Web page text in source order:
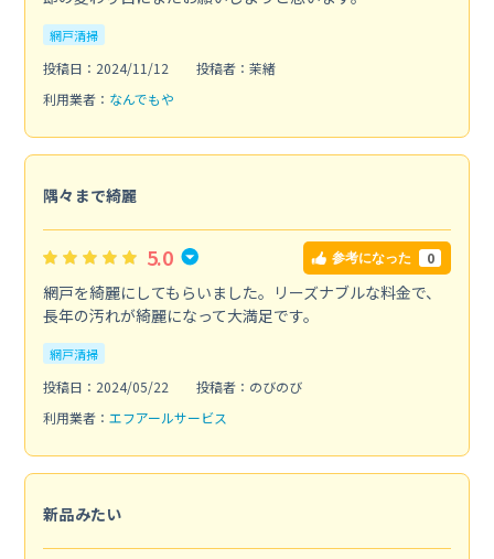
網戸清掃
投稿日：2024/11/12
投稿者：茉緒
利用業者： なんでもや
隅々まで綺麗
5.0 参考になった 0
網戸を綺麗にしてもらいました。リーズナブルな料金で、
長年の汚れが綺麗になって大満足です。
網戸清掃
投稿日：2024/05/22
投稿者：のびのび
利用業者： エフアールサービス
新品みたい